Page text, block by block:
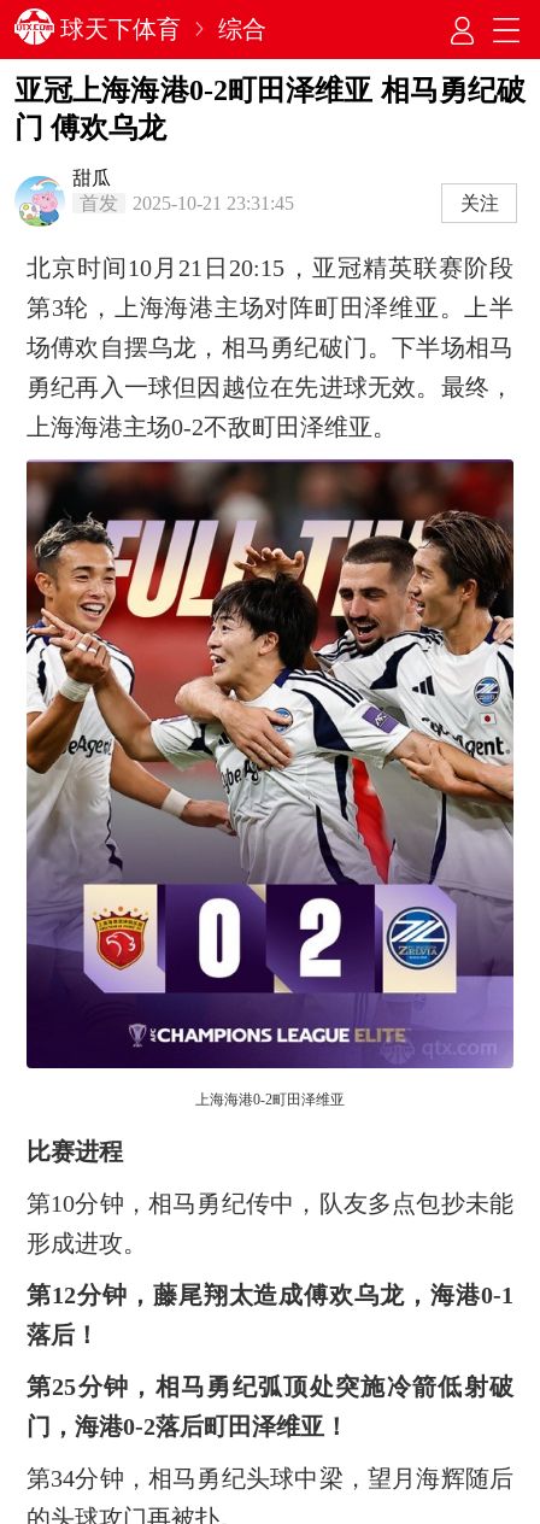
球天下体育 综合
亚冠上海海港0-2町田泽维亚 相马勇纪破
门 傅欢乌龙
甜瓜
首发
2025-10-21 23:31:45 关注
北京时间10月21日20:15，亚冠精英联赛阶段
第3轮，上海海港主场对阵町田泽维亚。上半
场傅欢自摆乌龙，相马勇纪破门。下半场相马
勇纪再入一球但因越位在先进球无效。最终，
上海海港主场0-2不敌町田泽维亚。
上海海港0-2町田泽维亚
比赛进程
第10分钟，相马勇纪传中，队友多点包抄未能
形成进攻。
第12分钟，藤尾翔太造成傅欢乌龙，海港0-1
落后！
第25分钟，相马勇纪弧顶处突施冷箭低射破
门，海港0-2落后町田泽维亚！
第34分钟，相马勇纪头球中梁，望月海辉随后
的头球攻门再被扑。